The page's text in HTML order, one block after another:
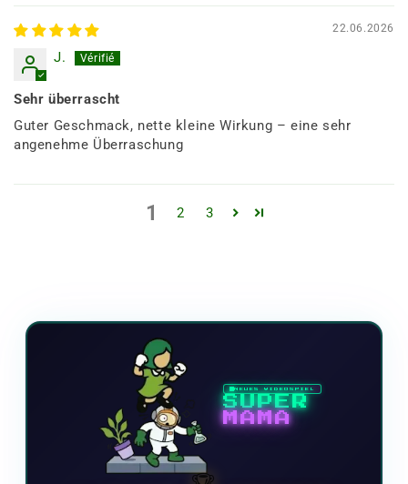
22.06.2026
J.
Sehr überrascht
Guter Geschmack, nette kleine Wirkung – eine sehr
angenehme Überraschung
1 2 3
NEUES VIDEOSPIEL
SUPER
MAMA